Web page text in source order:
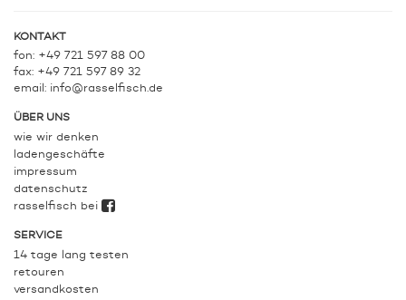
KONTAKT
fon: +49 721 597 88 00
fax: +49 721 597 89 32
email: info@rasselfisch.de
ÜBER UNS
wie wir denken
ladengeschäfte
impressum
datenschutz
rasselfisch bei
SERVICE
14 tage lang testen
retouren
versandkosten